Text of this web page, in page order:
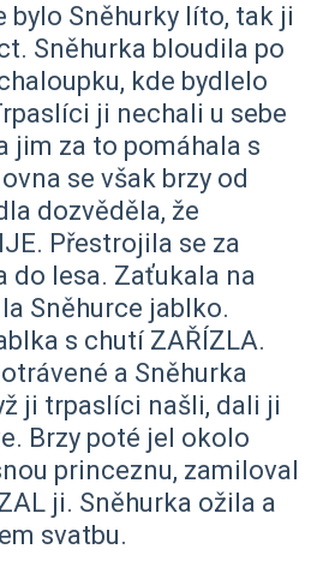
bylo Sněhurky líto, tak ji
Sněhurka bloudila po
kde bydlelo
ji nechali u sebe
jim za to pomáhala s
se však brzy od
dozvěděla, že
Přestrojila se za
do lesa. Zaťukala na
Sněhurce jablko.
s chutí ZAŘÍZLA.
a Sněhurka
ji trpaslíci našli, dali ji
Brzy poté jel okolo
princeznu, zamiloval
ji. Sněhurka ožila a
svatbu.